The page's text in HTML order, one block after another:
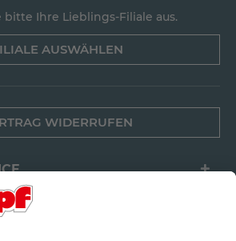
bitte Ihre Lieblings-Filiale aus.
AUSWÄHLEN
WIDERRUFEN